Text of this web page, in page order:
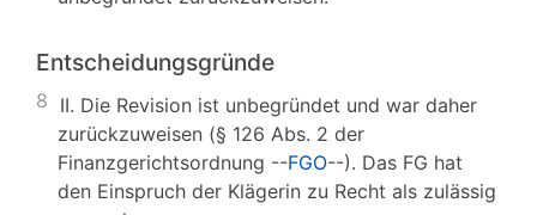
Entscheidungsgründe
8 II. Die Revision ist unbegründet und war daher
zurückzuweisen (§ 126 Abs. 2 der
Finanzgerichtsordnung --FGO--). Das FG hat
den Einspruch der Klägerin zu Recht als zulässig